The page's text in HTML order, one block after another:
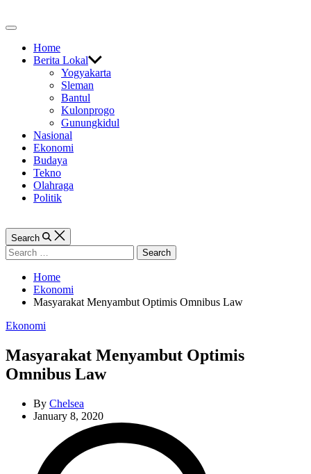
to
Off
CanvasHome
Berita Lokal
Yogyakarta
Sleman
Bantul
Kulonprogo
Gunungkidul
Nasional
Ekonomi
Budaya
Tekno
Olahraga
Politik
Search
Search
for:
Home
Ekonomi
Masyarakat Menyambut Optimis Omnibus Law
Categories
Ekonomi
Masyarakat Menyambut Optimis
Omnibus Law
By Chelsea
January 8, 2020